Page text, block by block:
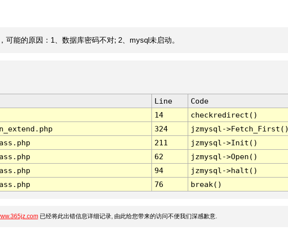
可能的原因：1、数据库密码不对; 2、mysql未启动。
Line
Code
14
checkredirect()
324
jzmysql-
211
jzmysql->Init()
62
jzmysql->Open()
94
jzmysql->halt()
76 break()
已经将此出错信息详细记录, 由此给您带来的访问不便我们深感歉意.